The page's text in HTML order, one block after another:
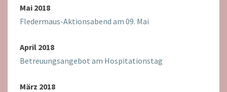
Mai 2018
Fledermaus-Aktionsabend am 09. Mai
April 2018
Betreuungsangebot am Hospitationstag
März 2018